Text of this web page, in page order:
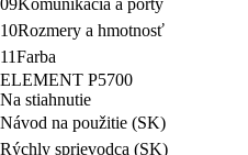
ELEMENT P5700
Na stiahnutie
Návod na použitie (SK)
Rýchly sprievodca (SK)
Bezdrôtové slúchadlá